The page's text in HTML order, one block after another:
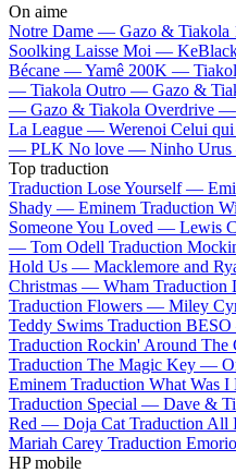
On aime
Notre Dame — Gazo & Tiakola
Soolking Laisse Moi —
Bécane —Yamê 200K —
— Tiakola Outro — Gazo &
— Gazo & Tiakola Overdrive —
La League — Werenoi Celui
— PLK No love — Ninho
Top traduction
Traduction Lose Yourself —
Shady — Eminem Traduction
Someone You Loved — Lewis
— Tom Odell Traduction
Hold Us — Macklemore and
Christmas — Wham Traduction
Traduction Flowers — Miley
Teddy Swims Traduction
Traduction Rockin' Around The
Traduction The Magic Key —
Eminem Traduction What Was
Traduction Special — Dave &
Red — Doja Cat Traduction All
Mariah Carey Traduction
HP mobile